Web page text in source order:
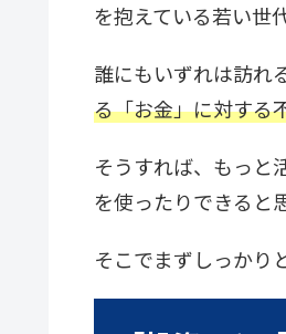
を抱えている若い世
誰にもいずれは訪れ
る「お金」に対する
そうすれば、もっと
を使ったりできると
そこでまずしっかり